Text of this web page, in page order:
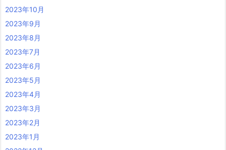
2023年10月
2023年9月
2023年8月
2023年7月
2023年6月
2023年5月
2023年4月
2023年3月
2023年2月
2023年1月